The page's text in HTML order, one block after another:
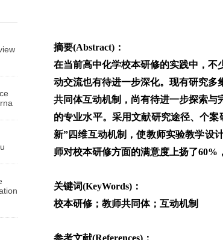
摘要(Abstract)：
在当前高中化学校本研修的实践中，不
动交流也有待进一步深化。现有研究
共同体互动机制，尚有待进一步探索
的专业水平。采用文献研究途径、个
新”四维互动机制，使教师实验教学设
师对校本研修方面的满意度上扬了60%
关键词(KeyWords)：
校本研修；教师共同体；互动机制